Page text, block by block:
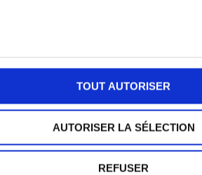
TOUT AUTORISER
AUTORISER LA SÉLECTION
REFUSER
NOUS CONTACTER
ESPACE PRESSE